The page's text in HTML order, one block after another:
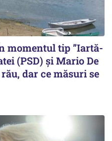
momentul tip ”Iartă-
(PSD) și Mario De
dar ce măsuri se